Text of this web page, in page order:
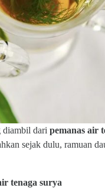
diambil dari pemanas air
sejak dulu, ramuan
tenaga surya